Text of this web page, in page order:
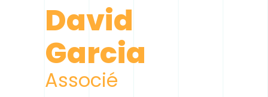
David
Garcia
Associé